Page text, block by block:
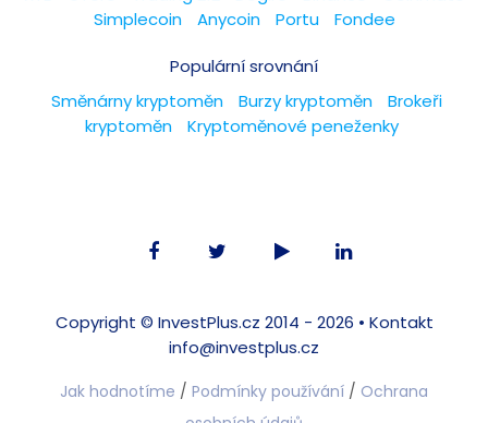
Simplecoin
Anycoin Portu Fondee
Populární srovnání
Směnárny kryptoměn
Burzy kryptoměn
Brokeři
kryptoměn
Kryptoměnové peneženky
Copyright © InvestPlus.cz 2014 - 2026 • Kontakt
info@investplus.cz
Jak hodnotíme / Podmínky používání / Ochrana